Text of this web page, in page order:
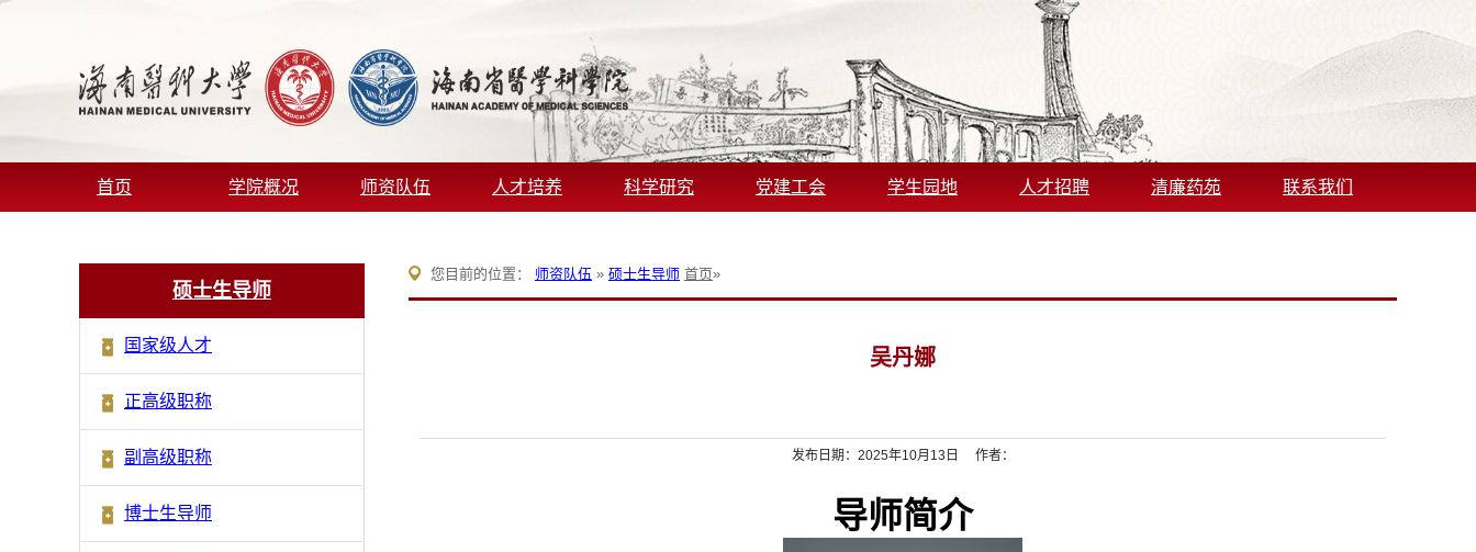
首页 学院概况 师资队伍 人才培养 科学研究 党建工会 学生园地 人才招聘 清廉药苑 联系我们
硕士生导师
国家级人才
正高级职称
副高级职称
博士生导师
您目前的位置： 师资队伍 » 硕士生导师 首页»
吴丹娜
发布日期：2025年10月13日 作者：
导师简介